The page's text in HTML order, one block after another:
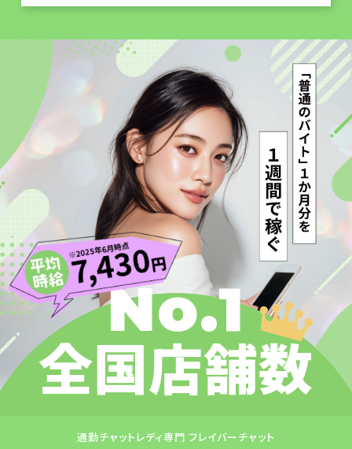
No.1
全国店舗数
通勤チャットレディ専門 フレイバーチャット